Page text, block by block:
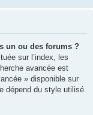
un ou des forums ?
sur l’index, les
avancée est
» disponible sur
dépend du style utilisé.